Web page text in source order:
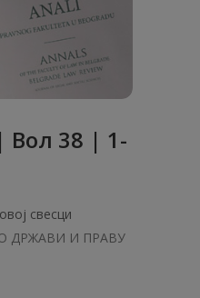
Вол 38 | 1-
свесци
ДРЖАВИ И ПРАВУ